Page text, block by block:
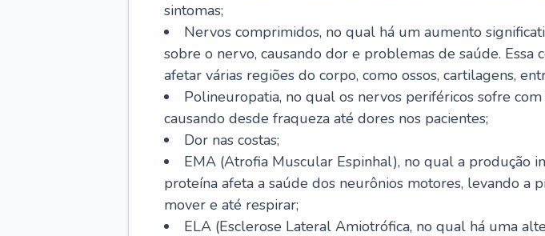
sintomas;
Nervos comprimidos, no qual há um aumento
sobre o nervo, causando dor e problemas de saúde. Essa
afetar várias regiões do corpo, como ossos, cartilagens,
Polineuropatia, no qual os nervos periféricos sofre com
causando desde fraqueza até dores nos pacientes;
Dor nas costas;
EMA (Atrofia Muscular Espinhal), no qual a produção
proteína afeta a saúde dos neurônios motores, levando a
mover e até respirar;
ELA (Esclerose Lateral Amiotrófica, no qual há uma